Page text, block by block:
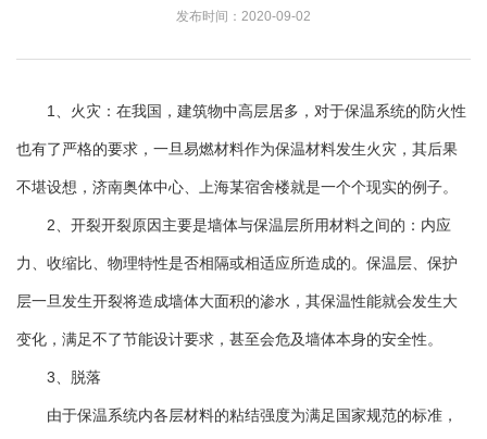
发布时间：2020-09-02
1、火灾：在我国，建筑物中高层居多，对于保温系统的防火性
也有了严格的要求，一旦易燃材料作为保温材料发生火灾，其后果
不堪设想，济南奥体中心、上海某宿舍楼就是一个个现实的例子。
2、开裂开裂原因主要是墙体与保温层所用材料之间的：内应
力、收缩比、物理特性是否相隔或相适应所造成的。保温层、保护
层一旦发生开裂将造成墙体大面积的渗水，其保温性能就会发生大
变化，满足不了节能设计要求，甚至会危及墙体本身的安全性。
3、脱落
由于保温系统内各层材料的粘结强度为满足国家规范的标准，